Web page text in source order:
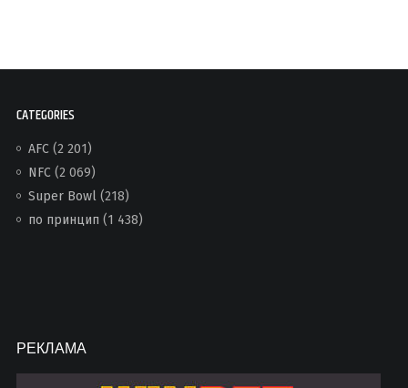
CATEGORIES
AFC(2 201)
NFC(2 069)
Super Bowl(218)
по принцип (1 438)
РЕКЛАМА